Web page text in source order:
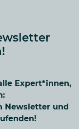
Expert*innen,
Newsletter und